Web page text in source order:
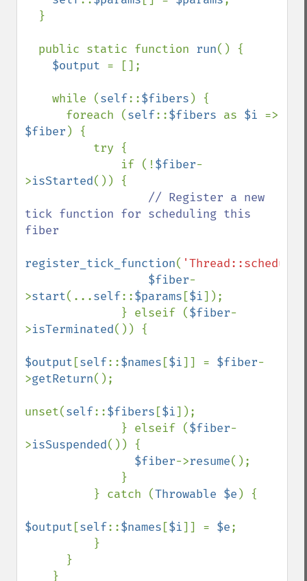
  public static function
run() {
$output = [];
    while (
self::$fibers ) {
      foreach (
self::$fibers as $i
$fiber ) {
              if (!
$fiber-
>isStarted()) {
// Register a new
tick function for scheduling this
fiber
register_tick_function(
$fiber-
>start(...self::$params [$i]);
              } elseif (
$fiber-
>isTerminated()) {
$output [self::$names [$i]] = $fiber-
>getReturn();
unset(self::$fibers [$i]);
              } elseif (
$fiber-
>isSuspended()) {
$fiber->resume();
          } catch (
Throwable $e ) {
$output [self::$names [$i]] = $e;